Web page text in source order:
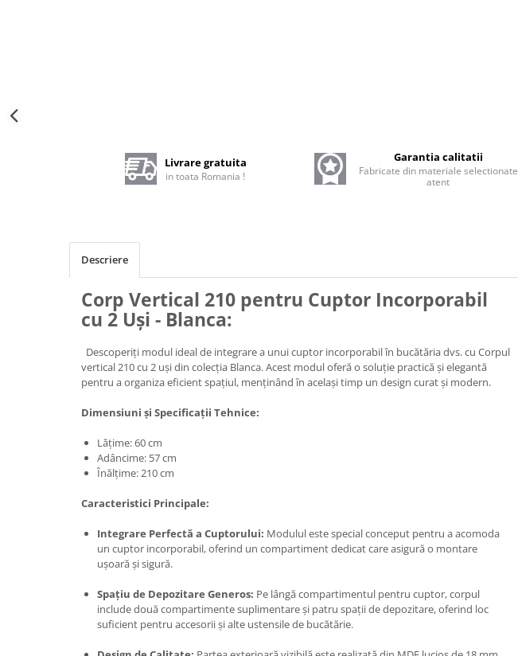
Livrare gratuita
in toata Romania !
Garantia calitatii
Fabricate din materiale selectionate
atent
Descriere
Corp Vertical 210 pentru Cuptor Incorporabil
cu 2 Uși - Blanca:
Descoperiți modul ideal de integrare a unui cuptor incorporabil în bucătăria dvs. cu Corpul
vertical 210 cu 2 uși din colecția Blanca. Acest modul oferă o soluție practică și elegantă
pentru a organiza eficient spațiul, menținând în același timp un design curat și modern.
Dimensiuni și Specificații Tehnice:
Lățime: 60 cm
Adâncime: 57 cm
Înălțime: 210 cm
Caracteristici Principale:
Integrare Perfectă a Cuptorului: Modulul este special conceput pentru a acomoda
un cuptor incorporabil, oferind un compartiment dedicat care asigură o montare
ușoară și sigură.
Spațiu de Depozitare Generos: Pe lângă compartimentul pentru cuptor, corpul
include două compartimente suplimentare și patru spații de depozitare, oferind loc
suficient pentru accesorii și alte ustensile de bucătărie.